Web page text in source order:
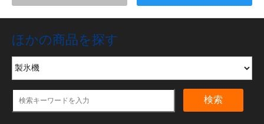
ほかの商品を探す
検索